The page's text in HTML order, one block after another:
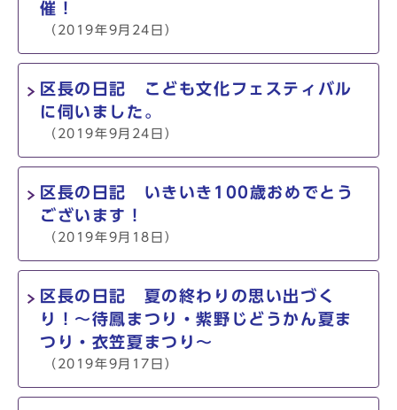
催！
（2019年9月24日）
区長の日記 こども文化フェスティバル
に伺いました。
（2019年9月24日）
区長の日記 いきいき100歳おめでとう
ございます！
（2019年9月18日）
区長の日記 夏の終わりの思い出づく
り！～待鳳まつり・紫野じどうかん夏ま
つり・衣笠夏まつり～
（2019年9月17日）